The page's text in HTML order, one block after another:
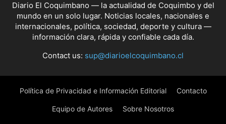
Diario El Coquimbano — la actualidad de Coquimbo y del
mundo en un solo lugar. Noticias locales, nacionales e
internacionales, política, sociedad, deporte y cultura —
información clara, rápida y confiable cada día.
Contact us: sup@diarioelcoquimbano.cl
Política de Privacidad e Información Editorial Contacto
Equipo de Autores Sobre Nosotros